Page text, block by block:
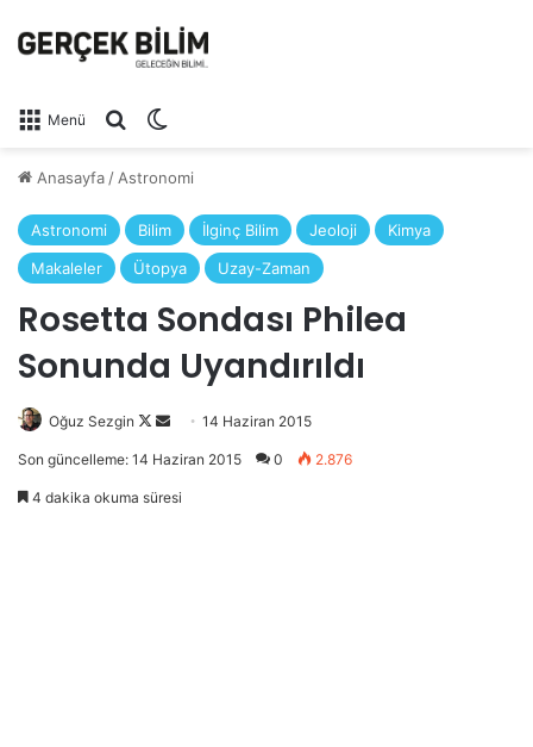
Menü Arama yap ...
Anasayfa / Astronomi
Astronomi Bilim İlginç Bilim Jeoloji
Kimya
Makaleler
Ütopya Uzay-Zaman
Rosetta Sondası Philea
Sonunda Uyandırıldı
Oğuz Sezgin
Follow
göndermek
14 Haziran 2015
Son güncelleme: 14 Haziran 2015 0 2.876
4 dakika okuma süresi